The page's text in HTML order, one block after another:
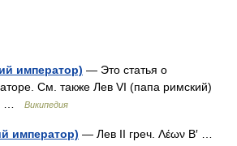
император) — Это статья о
См. также Лев VI (папа римский)
…
Википедия
император) — Лев II греч. Λέων Β′ …